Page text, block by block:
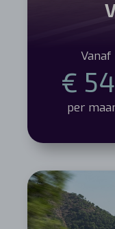
Vanaf
€
per